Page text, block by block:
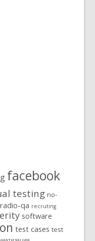
facebook
testing no-
radio-qa recruting
software
test cases test